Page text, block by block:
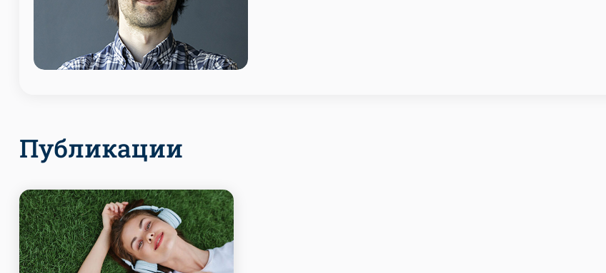
Публикации